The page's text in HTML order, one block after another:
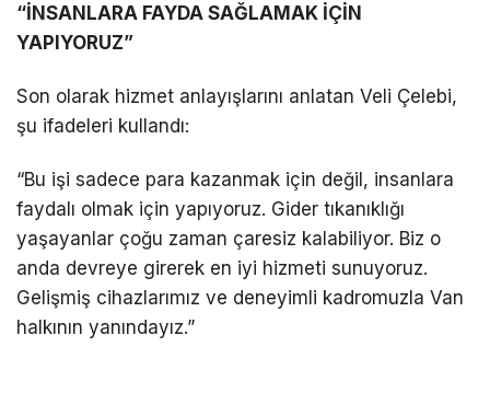
“İNSANLARA FAYDA SAĞLAMAK İÇİN
YAPIYORUZ”
Son olarak hizmet anlayışlarını anlatan Veli Çelebi,
şu ifadeleri kullandı:
“Bu işi sadece para kazanmak için değil, insanlara
faydalı olmak için yapıyoruz. Gider tıkanıklığı
yaşayanlar çoğu zaman çaresiz kalabiliyor. Biz o
anda devreye girerek en iyi hizmeti sunuyoruz.
Gelişmiş cihazlarımız ve deneyimli kadromuzla Van
halkının yanındayız.”